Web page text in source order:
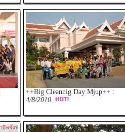
++Big Cleannig Day Mjup++ :
4/8/2010